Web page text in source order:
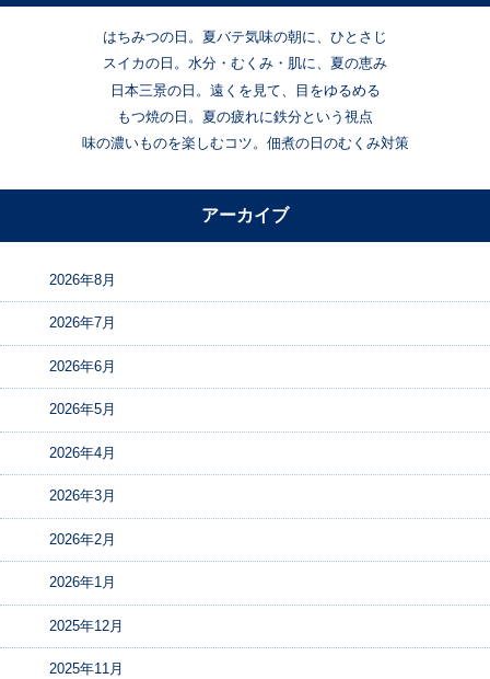
はちみつの日。夏バテ気味の朝に、ひとさじ
スイカの日。水分・むくみ・肌に、夏の恵み
日本三景の日。遠くを見て、目をゆるめる
もつ焼の日。夏の疲れに鉄分という視点
味の濃いものを楽しむコツ。佃煮の日のむくみ対策
アーカイブ
2026年8月
2026年7月
2026年6月
2026年5月
2026年4月
2026年3月
2026年2月
2026年1月
2025年12月
2025年11月